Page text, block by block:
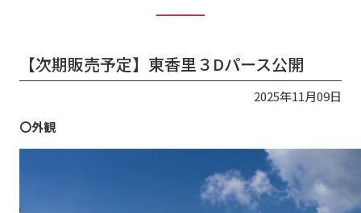
【次期販売予定】東香里３Dパース公開
2025年11月09日
〇外観